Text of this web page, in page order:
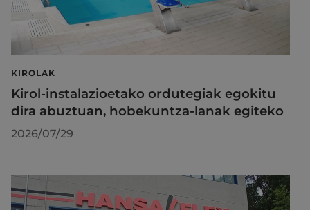
KIROLAK
Kirol-instalazioetako ordutegiak egokitu
dira abuztuan, hobekuntza-lanak egiteko
2026/07/29